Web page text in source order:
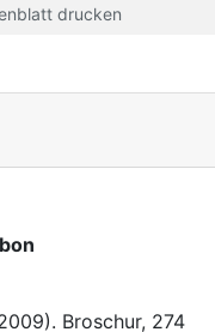
drucken
Broschur, 274